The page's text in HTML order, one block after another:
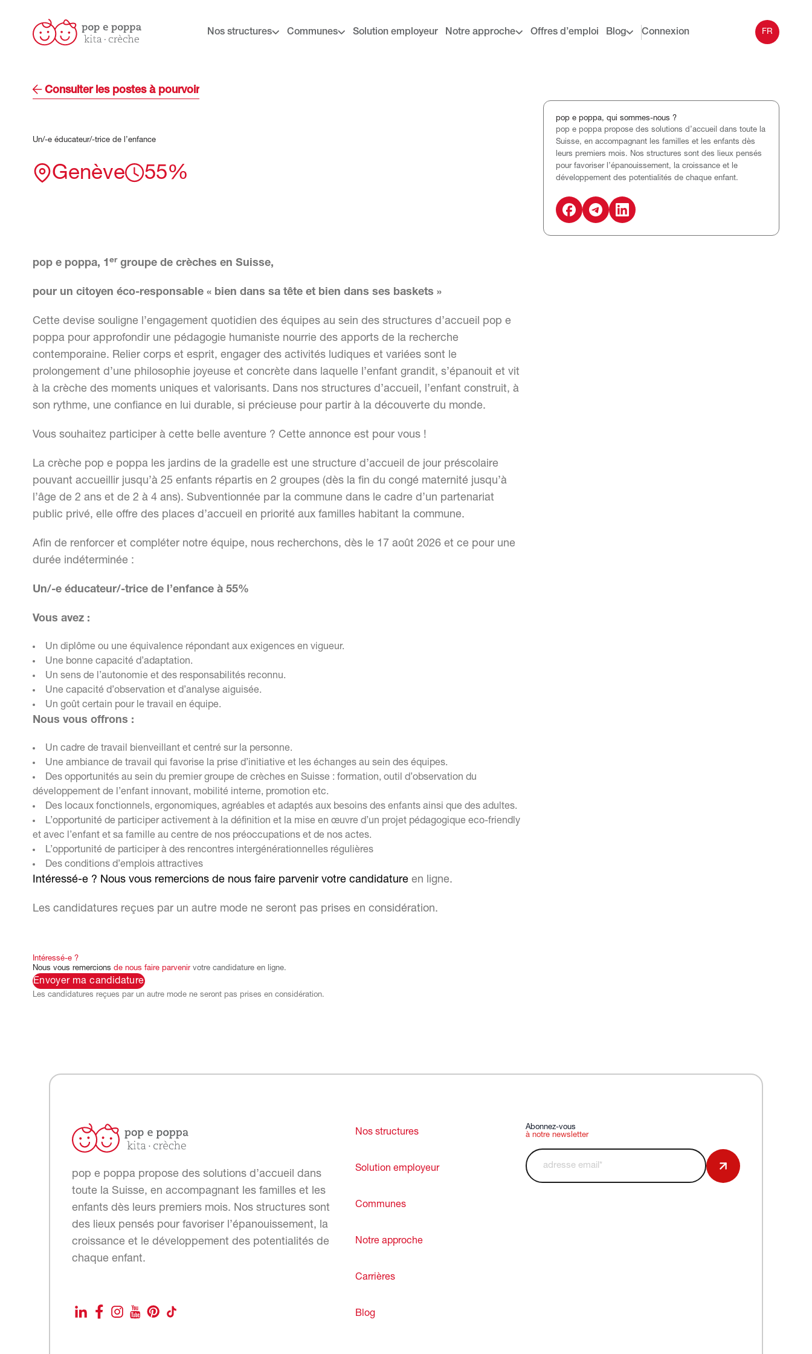
Nos structures Communes Solution employeur Notre approche Offres d’emploi Blog Connexion FR
Consulter les postes à pourvoir
Un/-e éducateur/-trice de l’enfance
Genève 55%
pop e poppa, 1 er groupe de crèches en Suisse,
pour un citoyen éco-responsable « bien dans sa tête et bien dans ses baskets »
Cette devise souligne l’engagement quotidien des équipes au sein des structures d’accueil pop e
poppa pour approfondir une pédagogie humaniste nourrie des apports de la recherche
contemporaine. Relier corps et esprit, engager des activités ludiques et variées sont le
prolongement d’une philosophie joyeuse et concrète dans laquelle l’enfant grandit, s’épanouit et vit
à la crèche des moments uniques et valorisants. Dans nos structures d’accueil, l’enfant construit, à
son rythme, une confiance en lui durable, si précieuse pour partir à la découverte du monde.
Vous souhaitez participer à cette belle aventure ? Cette annonce est pour vous !
La crèche pop e poppa les jardins de la gradelle est une structure d’accueil de jour préscolaire
pouvant accueillir jusqu’à 25 enfants répartis en 2 groupes (dès la fin du congé maternité jusqu’à
l’âge de 2 ans et de 2 à 4 ans). Subventionnée par la commune dans le cadre d’un partenariat
public privé, elle offre des places d’accueil en priorité aux familles habitant la commune.
Afin de renforcer et compléter notre équipe, nous recherchons, dès le 17 août 2026 et ce pour une
durée indéterminée :
Un/-e éducateur/-trice de l’enfance à 55%
Vous avez :
Un diplôme ou une équivalence répondant aux exigences en vigueur.
Une bonne capacité d’adaptation.
Un sens de l’autonomie et des responsabilités reconnu.
Une capacité d’observation et d’analyse aiguisée.
Un goût certain pour le travail en équipe.
Nous vous offrons :
Un cadre de travail bienveillant et centré sur la personne.
Une ambiance de travail qui favorise la prise d’initiative et les échanges au sein des équipes.
Des opportunités au sein du premier groupe de crèches en Suisse : formation, outil d’observation du
développement de l’enfant innovant, mobilité interne, promotion etc.
Des locaux fonctionnels, ergonomiques, agréables et adaptés aux besoins des enfants ainsi que des adultes.
L’opportunité de participer activement à la définition et la mise en œuvre d’un projet pédagogique eco-friendly
et avec l’enfant et sa famille au centre de nos préoccupations et de nos actes.
L’opportunité de participer à des rencontres intergénérationnelles régulières
Des conditions d’emplois attractives
Intéressé-e ? Nous vous remercions de nous faire parvenir votre candidature en ligne.
Les candidatures reçues par un autre mode ne seront pas prises en considération.
Intéressé-e ?
Nous vous remercions de nous faire parvenir votre candidature en ligne.
Envoyer ma candidature
Les candidatures reçues par un autre mode ne seront pas prises en considération.
pop e poppa, qui sommes-nous ?
pop e poppa propose des solutions d’accueil dans toute la
Suisse, en accompagnant les familles et les enfants dès
leurs premiers mois. Nos structures sont des lieux pensés
pour favoriser l’épanouissement, la croissance et le
développement des potentialités de chaque enfant.
pop e poppa propose des solutions d’accueil dans
toute la Suisse, en accompagnant les familles et les
enfants dès leurs premiers mois. Nos structures sont
des lieux pensés pour favoriser l’épanouissement, la
croissance et le développement des potentialités de
chaque enfant.
LinkedInFacebookInstagram
YouTubePinterestTikTok
Nos structures
Solution employeur
Communes
Notre approche
Carrières
Blog
Abonnez-vous
à notre newsletter